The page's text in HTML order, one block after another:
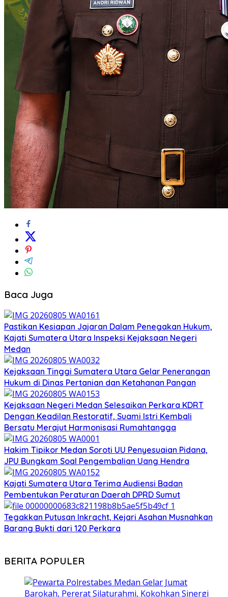
Baca Juga
Pastikan Kesiapan Jajaran Dalam Penegakan Hukum,
Kajati Sumatera Utara Inspeksi Kejaksaan Negeri
Medan
Kejaksaan Tinggi Sumatera Utara Gelar Penerangan
Hukum di Dinas Pertanian dan Ketahanan Pangan
Kejaksaan Negeri Medan Selesaikan Perkara KDRT
Dengan Keadilan Restoratif, Suami Istri Kembali
Bersatu Merajut Harmonisasi Rumahtangga
Hakim Tipikor Medan Soroti UU Penyesuaian Pidana,
JPU Bungkam Soal Pengembalian Uang Hendra
Kajati Sumatera Utara Terima Audiensi Badan
Pembentukan Peraturan Daerah DPRD Sumut
Tegakkan Putusan Inkracht, Kejari Asahan Musnahkan
Barang Bukti dari 120 Perkara
BERITA POPULER